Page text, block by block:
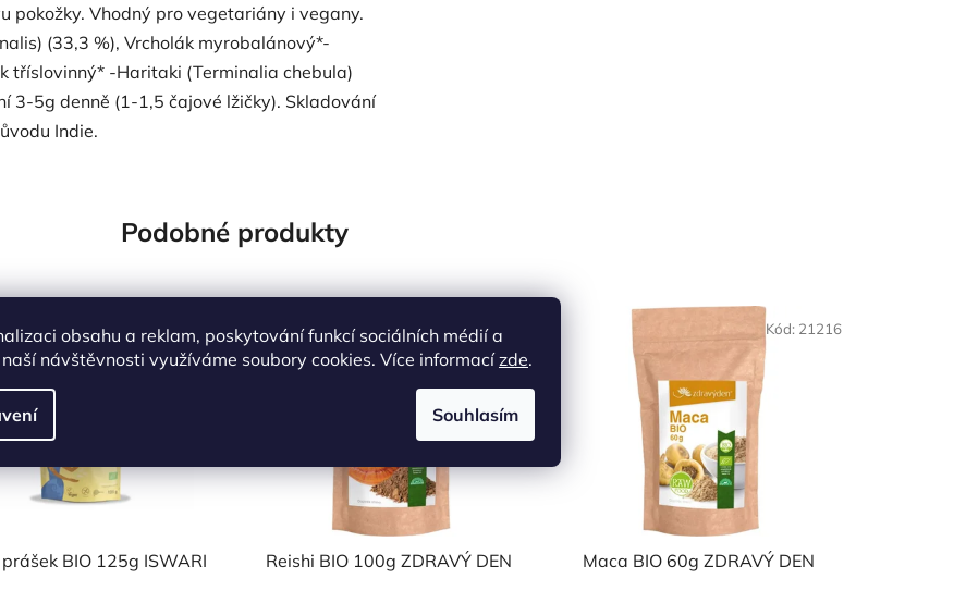
obsahu a reklam, poskytování funkcí sociálních médií a
návštěvnosti využíváme soubory cookies. Více informacízde.
Souhlasím
pokožky. Vhodný pro vegetariány i vegany.
(33,3 %), Vrcholák myrobalánový*-
tříslovinný* -Haritaki (Terminalia chebula)
3-5g denně (1-1,5 čajové lžičky). Skladování
Indie.
Podobné produkty
BIO 125g ISWARI
Kód: 20960
Reishi BIO 100g ZDRAVÝ DEN
Kód:18097
Maca BIO 60g ZDRAVÝ DEN
Kód: 21216